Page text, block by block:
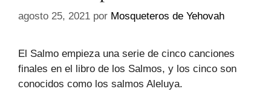
agosto 25, 2021 por Mosqueteros de Yehovah
El Salmo empieza una serie de cinco canciones
finales en el libro de los Salmos, y los cinco son
conocidos como los salmos Aleluya.